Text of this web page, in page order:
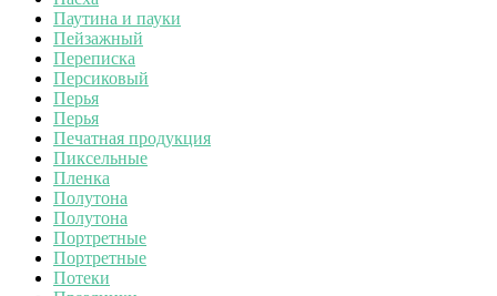
Паутина и пауки
Пейзажный
Переписка
Персиковый
Перья
Перья
Печатная продукция
Пиксельные
Пленка
Полутона
Полутона
Портретные
Портретные
Потеки